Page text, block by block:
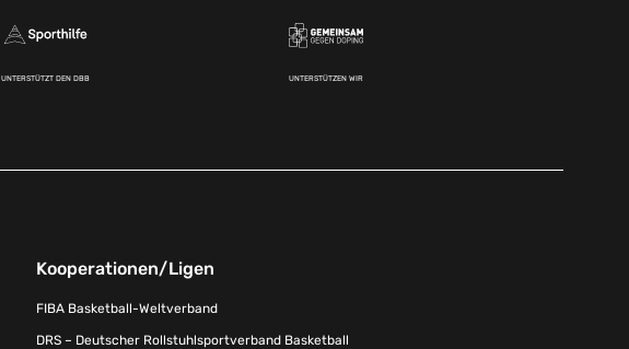
UNTERSTÜTZT DEN DBB UNTERSTÜTZEN WIR
Kooperationen/Ligen
FIBA Basketball-Weltverband
DRS – Deutscher Rollstuhlsportverband Basketball